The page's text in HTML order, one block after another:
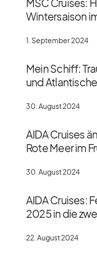
Wintersaison
1. September 2024
Mein Schiff:
und
30. August 2024
AIDA Cruises
Rote Meer im
30. August 2024
AIDA Cruises:
2025 in die
22. August 2024